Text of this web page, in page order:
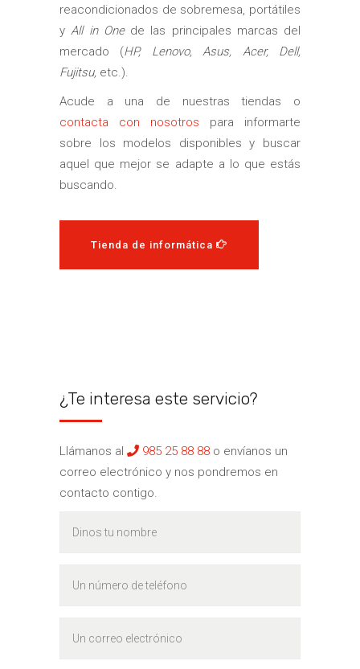
reacondicionados de sobremesa, portátiles
yAll in Onede las principales marcas del
mercado (HP, Lenovo, Asus, Acer, Dell,
Fujitsu, etc.).
Acude a una de nuestras tiendas o
contacta con nosotros para informarte
sobre los modelos disponibles y buscar
aquel que mejor se adapte a lo que estás
buscando.
Tienda de informática
¿Te interesa este servicio?
Llámanos al 985 25 88 88 o envíanos un
correo electrónico y nos pondremos en
contacto contigo.